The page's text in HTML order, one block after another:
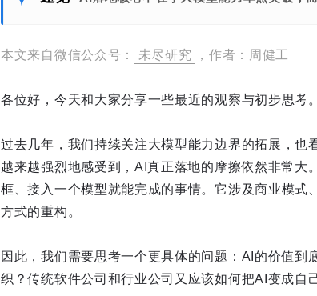
本文来自微信公众号： 未尽研究 ，作者：周健工
各位好，今天和大家分享一些最近的观察与初步思考。
过去几年，我们持续关注大模型能力边界的拓展，
越来越强烈地感受到，AI真正落地的摩擦依然非常
框、接入一个模型就能完成的事情。它涉及商业模
方式的重构。
因此，我们需要思考一个更具体的问题：AI的价值
织？传统软件公司和行业公司又应该如何把AI变成自